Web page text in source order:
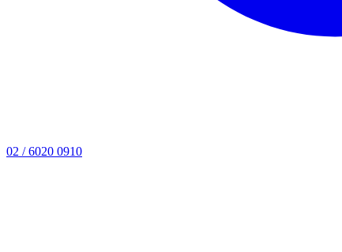
02 / 6020 0910